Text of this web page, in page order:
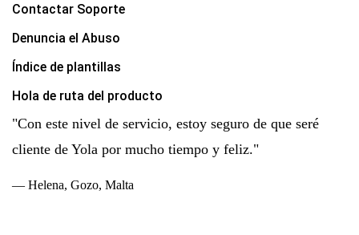
Contactar Soporte
Denuncia el Abuso
Índice de plantillas
Hola de ruta del producto
"Con este nivel de servicio, estoy seguro de que seré
cliente de Yola por mucho tiempo y feliz."
— Helena, Gozo, Malta